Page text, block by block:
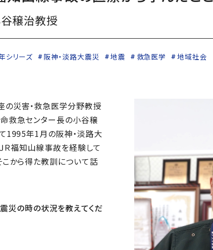
穣治教授
シリーズ 阪神・淡路大震災 地震 救急医学 地域社会
災害・救急医学分野教授
救急センター長の小谷穣
1995年1月の阪神・淡路大
Ｒ福知山線事故を経験して
こから得た教訓について話
災の時の状況を教えてくだ